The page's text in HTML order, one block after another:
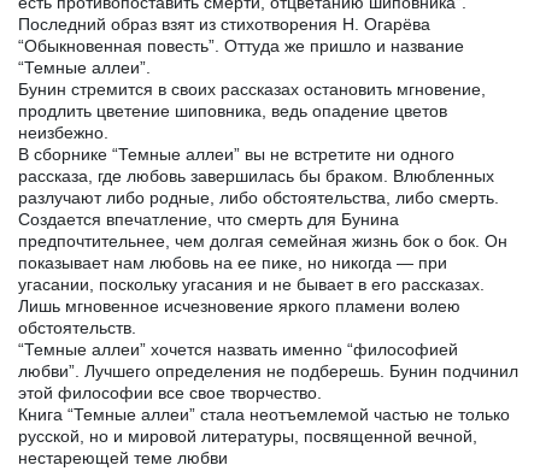
Последний образ взят из стихотворения Н. Огарёва
“Обыкновенная повесть”. Оттуда же пришло и название
“Темные аллеи”.
Бунин стремится в своих рассказах остановить мгновение,
продлить цветение шиповника, ведь опадение цветов
неизбежно.
В сборнике “Темные аллеи” вы не встретите ни одного
рассказа, где любовь завершилась бы браком. Влюбленных
разлучают либо родные, либо обстоятельства, либо смерть.
Создается впечатление, что смерть для Бунина
предпочтительнее, чем долгая семейная жизнь бок о бок. Он
показывает нам любовь на ее пике, но никогда — при
угасании, поскольку угасания и не бывает в его рассказах.
Лишь мгновенное исчезновение яркого пламени волею
обстоятельств.
“Темные аллеи” хочется назвать именно “философией
любви”. Лучшего определения не подберешь. Бунин подчинил
этой философии все свое творчество.
Книга “Темные аллеи” стала неотъемлемой частью не только
русской, но и мировой литературы, посвященной вечной,
нестареющей теме любви